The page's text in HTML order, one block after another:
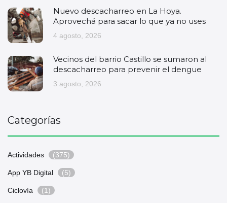
Nuevo descacharreo en La Hoya.
Aprovechá para sacar lo que ya no uses
4 agosto, 2026
Vecinos del barrio Castillo se sumaron al
descacharreo para prevenir el dengue
3 agosto, 2026
Categorías
Actividades (375)
App YB Digital (5)
Ciclovía (1)